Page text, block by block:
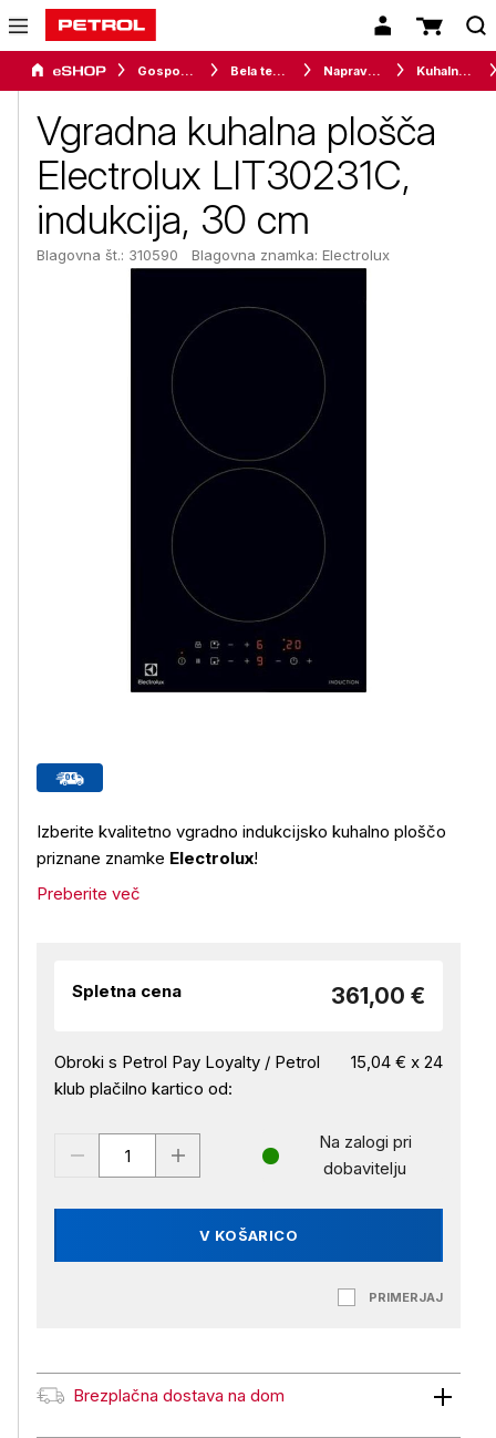
Gospodinjski aparati Bela tehnika Naprave za kuhanje Kuhalne plošče
Vgradna kuhalna plošča
Electrolux LIT30231C,
indukcija, 30 cm
Blagovna št.: 310590 Blagovna znamka: Electrolux
Izberite kvalitetno vgradno indukcijsko kuhalno ploščo
priznane znamke Electrolux!
Preberite več
Spletna cena 361,00 €
Obroki s Petrol Pay Loyalty / Petrol
klub plačilno kartico od:
15,04 € x 24
V KOŠARICO
Na zalogi pri
dobavitelju
PRIMERJAJ
Brezplačna dostava na dom
Brezplačna dostava na dom